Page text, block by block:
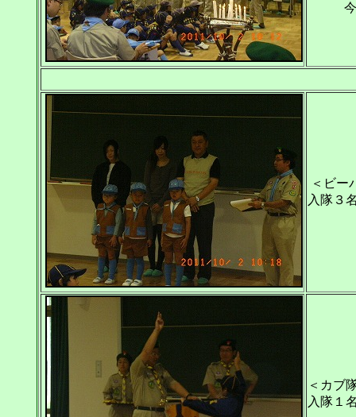
＜ビー
入隊３
＜カブ
入隊１